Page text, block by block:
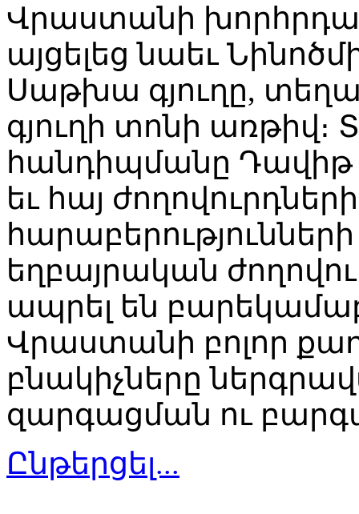
Վրաստանի
այցելեց նաեւ
Սաթխա գյուղը,
գյուղի տոնի առթիվ։
հանդիպմանը
եւ հայ
եղբայրական
ապրել են
Վրաստանի բոլոր
բնակիչները
զարգացման ու
Ընթերցել...